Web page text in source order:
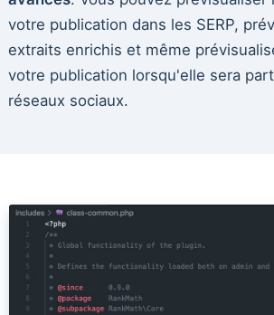
votre publication dans les SERP,
extraits enrichis et même
votre publication lorsqu'elle sera
réseaux sociaux.